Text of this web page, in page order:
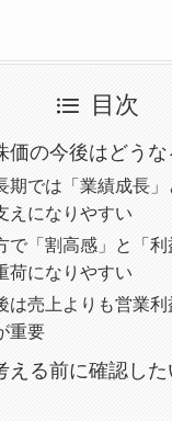
目次
価の今後はどうな
期では「業績成長」
えになりやすい
で「割高感」と「利
荷になりやすい
は売上よりも営業
重要
える前に確認し